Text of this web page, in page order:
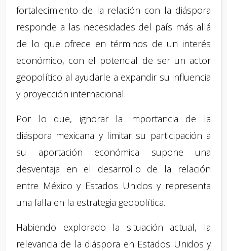
fortalecimiento de la relación con la diáspora
responde a las necesidades del país más allá
de lo que ofrece en términos de un interés
económico, con el potencial de ser un actor
geopolítico al ayudarle a expandir su influencia
y proyección internacional.
Por lo que, ignorar la importancia de la
diáspora mexicana y limitar su participación a
su aportación económica supone una
desventaja en el desarrollo de la relación
entre México y Estados Unidos y representa
una falla en la estrategia geopolítica.
Habiendo explorado la situación actual, la
relevancia de la diáspora en Estados Unidos y